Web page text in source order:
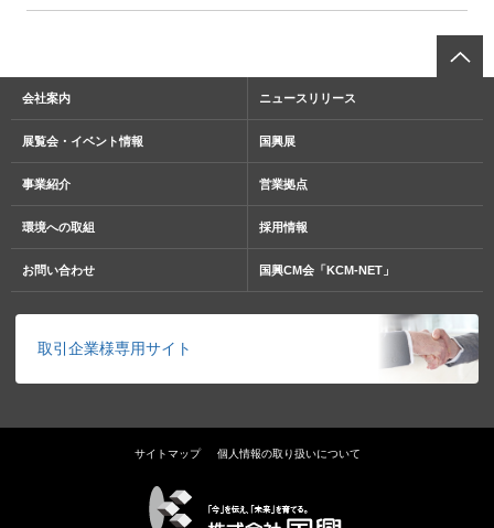
会社案内 ニュースリリース
展覧会・イベント情報 国興展
事業紹介 営業拠点
環境への取組 採用情報
お問い合わせ 国興CM会「KCM-NET」
取引企業様専用サイト
サイトマップ 個人情報の取り扱いについて